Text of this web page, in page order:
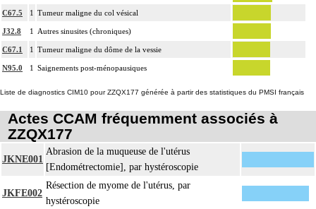
17.2
avec ou sans photographie, l'interprétation, les éventuels réexamens aux divers
stades de réalisation, le compte rendu, le codage
Avec ou sans : coloration spéciale
écrasis cellulaire
17.2
Facturation :
un seul acte peut être facturé que l'exérèse soit monobloc ou en fragments non
différenciés par le préleveur, partielle ou totale, pour chaque structure
de localisation intrathoracique ou intraabdominale.
C67.5 1 Tumeur maligne du col vésical
J32.8 1 Autres sinusites (chroniques)
C67.1 1 Tumeur maligne du dôme de la vessie
N95.0 1 Saignements post-ménopausiques
Liste de diagnostics CIM10 pour ZZQX177 générée à partir des statistiques du PMSI français
Actes CCAM fréquemment associés à
ZZQX177
JKNE001
Abrasion de la muqueuse de l'utérus
[Endométrectomie], par hystéroscopie
JKFE002
Résection de myome de l'utérus, par
hystéroscopie